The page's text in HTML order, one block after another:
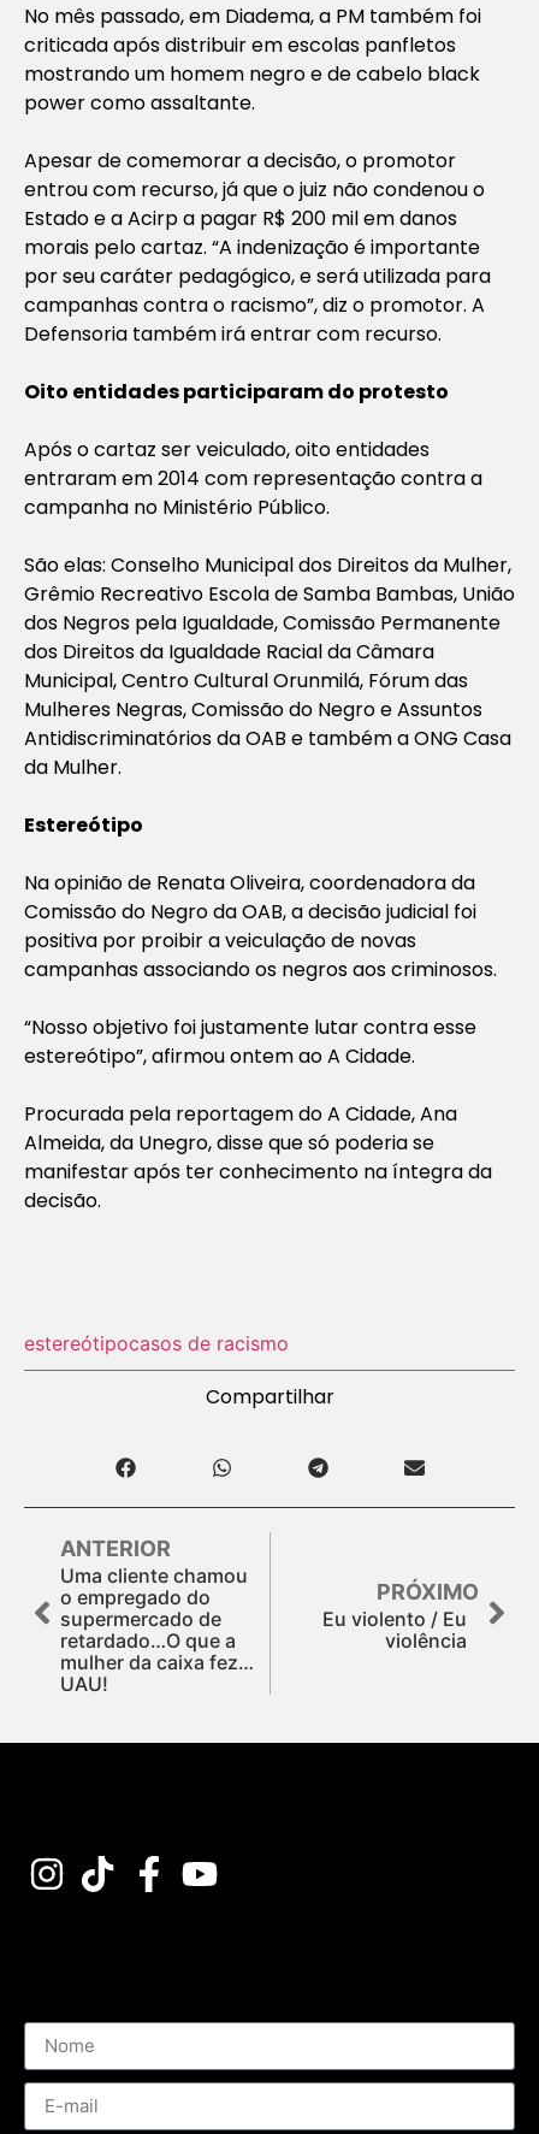
No mês passado, em Diadema, a PM também foi
criticada após distribuir em escolas panfletos
mostrando um homem negro e de cabelo black
power como assaltante.
Apesar de comemorar a decisão, o promotor
entrou com recurso, já que o juiz não condenou o
Estado e a Acirp a pagar R$ 200 mil em danos
morais pelo cartaz. “A indenização é importante
por seu caráter pedagógico, e será utilizada para
campanhas contra o racismo”, diz o promotor. A
Defensoria também irá entrar com recurso.
Oito entidades participaram do protesto
Após o cartaz ser veiculado, oito entidades
entraram em 2014 com representação contra a
campanha no Ministério Público.
São elas: Conselho Municipal dos Direitos da Mulher,
Grêmio Recreativo Escola de Samba Bambas, União
dos Negros pela Igualdade, Comissão Permanente
dos Direitos da Igualdade Racial da Câmara
Municipal, Centro Cultural Orunmilá, Fórum das
Mulheres Negras, Comissão do Negro e Assuntos
Antidiscriminatórios da OAB e também a ONG Casa
da Mulher.
Estereótipo
Na opinião de Renata Oliveira, coordenadora da
Comissão do Negro da OAB, a decisão judicial foi
positiva por proibir a veiculação de novas
campanhas associando os negros aos criminosos.
“Nosso objetivo foi justamente lutar contra esse
estereótipo”, afirmou ontem ao A Cidade.
Procurada pela reportagem do A Cidade, Ana
Almeida, da Unegro, disse que só poderia se
manifestar após ter conhecimento na íntegra da
decisão.
estereótipocasos de racismo
Compartilhar
ANTERIOR
Uma cliente chamou
o empregado do
supermercado de
retardado…O que a
mulher da caixa fez…
UAU!
PRÓXIMO
Eu violento / Eu
violência